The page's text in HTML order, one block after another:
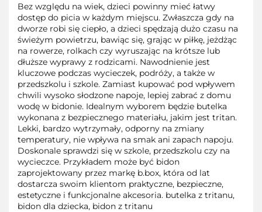
Bez względu na wiek, dzieci powinny mieć łatwy
dostęp do picia w każdym miejscu. Zwłaszcza gdy na
dworze robi się ciepło, a dzieci spędzają dużo czasu na
świeżym powietrzu, bawiąc się, grając w piłkę, jeżdżąc
na rowerze, rolkach czy wyruszając na krótsze lub
dłuższe wyprawy z rodzicami. Nawodnienie jest
kluczowe podczas wycieczek, podróży, a także w
przedszkolu i szkole. Zamiast kupować pod wpływem
chwili wysoko słodzone napoje, lepiej zabrać z domu
wodę w bidonie. Idealnym wyborem będzie butelka
wykonana z bezpiecznego materiału, jakim jest tritan.
Lekki, bardzo wytrzymały, odporny na zmiany
temperatury, nie wpływa na smak ani zapach napoju.
Doskonale sprawdzi się w szkole, przedszkolu czy na
wycieczce. Przykładem może być bidon
zaprojektowany przez markę b.box, która od lat
dostarcza swoim klientom praktyczne, bezpieczne,
estetyczne i funkcjonalne akcesoria. butelka z tritanu,
bidon dla dziecka, bidon z tritanu